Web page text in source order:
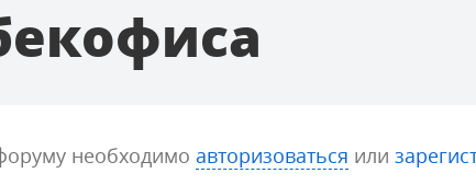
необходимо авторизоваться или